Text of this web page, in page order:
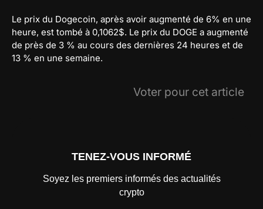
Le prix du Dogecoin, après avoir augmenté de 6% en une
heure, est tombé à 0,1062$. Le prix du DOGE a augmenté
de près de 3 % au cours des dernières 24 heures et de
13 % en une semaine.
Voter pour cet article
TENEZ-VOUS INFORMÉ
Soyez les premiers informés des actualités
crypto